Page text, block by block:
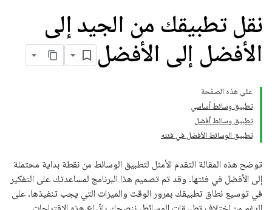
نقل تطبيقك من الجيد إلى
الأفضل إلى الأفضل
على هذه الصفحة
تطبيق وسائط أساسي
تطبيق وسائط أفضل
تطبيق الوسائط الأفضل في فئته
توضح هذه المقالة التقدم الأمثل لتطبيق الوسائط من نقطة بداية محتملة
إلى الأفضل في فئتها. وقد تم تصميم هذا البرنامج لمساعدتك على التفكير
في توسيع نطاق تطبيقك بمرور الوقت والميزات التي يجب تنفيذها. على